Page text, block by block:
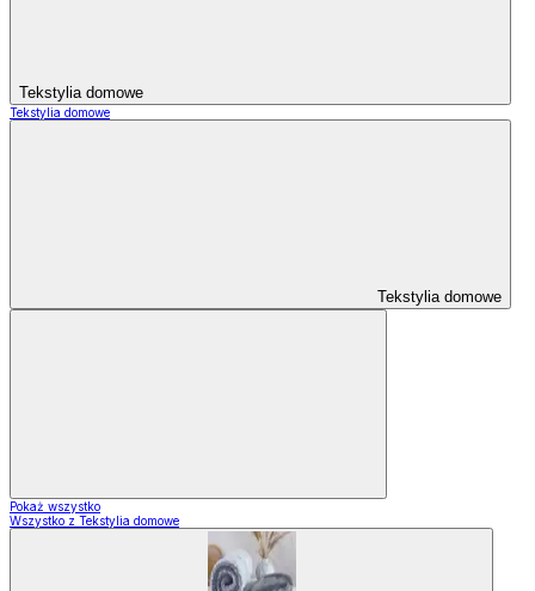
Tekstylia domowe
Tekstylia domowe
Tekstylia domowe
Pokaż wszystko
Wszystko z Tekstylia domowe